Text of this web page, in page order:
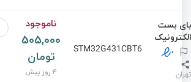
بای بست
الکترونیک
تهران
STM32G431CBT6
ناموجود
505,000
تومان
4 روز پیش